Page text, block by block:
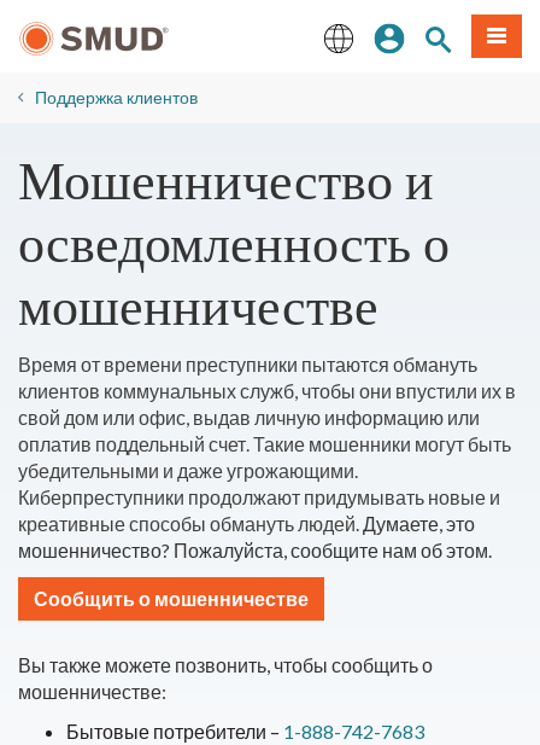
содержанию
входПоиск по
Меню
Поддержка клиентов
Мошенничество и
осведомленность о
мошенничестве
Время от времени преступники пытаются обмануть
клиентов коммунальных служб, чтобы они впустили их в
свой дом или офис, выдав личную информацию или
оплатив поддельный счет. Такие мошенники могут быть
убедительными и даже угрожающими.
Киберпреступники продолжают придумывать новые и
креативные способы обмануть людей.Думаете, это
мошенничество? Пожалуйста, сообщите нам об этом.
Сообщить о мошенничестве
Вы также можете позвонить, чтобы сообщить о
мошенничестве:
Бытовые потребители – 1-888-742-7683